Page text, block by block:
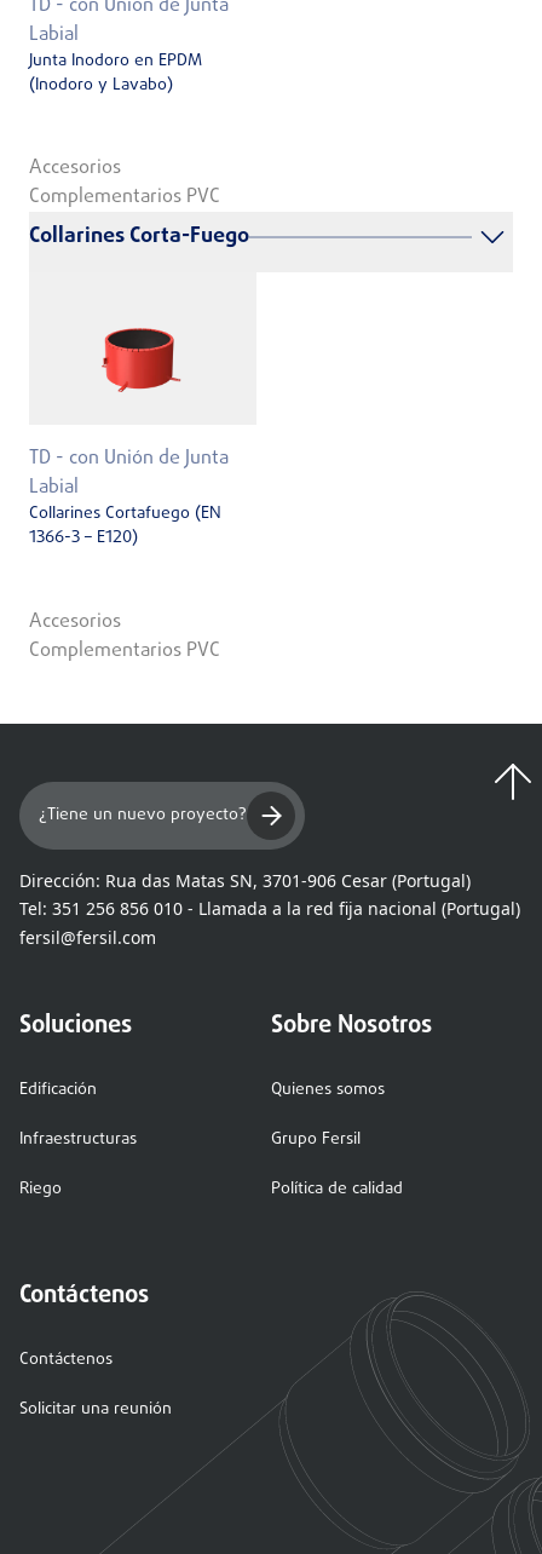
Labial
Junta Inodoro en EPDM
(Inodoro y Lavabo)
Accesorios
Complementarios PVC
Collarines Corta-Fuego
TD - con Unión de Junta
Labial
Collarines Cortafuego (EN
1366-3 – E120)
Accesorios
Complementarios PVC
¿Tiene un nuevo proyecto?
Dirección: Rua das Matas SN, 3701-906 Cesar (Portugal)
Tel: 351 256 856 010 - Llamada a la red fija nacional (Portugal)
fersil@fersil.com
Soluciones
Edificación
Infraestructuras
Riego
Sobre Nosotros
Quienes somos
Grupo Fersil
Política de calidad
Contáctenos
Contáctenos
Solicitar una reunión